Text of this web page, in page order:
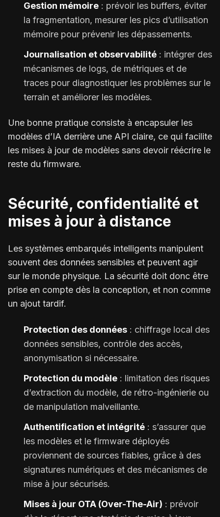
Gestion mémoire : prévoir les buffers, éviter
la fragmentation, mesurer les pics d’utilisation
mémoire pour prévenir les dépassements.
Journalisation et observabilité : intégrer des
mécanismes de logs, de métriques et de
traces pour diagnostiquer les problèmes sur le
terrain et améliorer les modèles.
Une bonne pratique consiste à encapsuler les
modèles d’IA derrière une API claire, ce qui facilite
les mises à jour de modèles sans devoir réécrire le
reste du firmware.
Sécurité, confidentialité et
mises à jour à distance
Les systèmes embarqués intelligents manipulent
souvent des données sensibles et peuvent agir
sur le monde physique. La sécurité doit donc être
prise en compte dès la conception, et non comme
un ajout tardif.
Protection des données : chiffrage local des
données sensibles, contrôle des accès,
anonymisation si nécessaire.
Protection du modèle : limitation des risques
d’extraction du modèle, de rétro-ingénierie ou
de manipulation malveillante.
Authentification et intégrité : s’assurer que
les modèles et le firmware déployés
proviennent de sources fiables, grâce à des
signatures numériques et des mécanismes de
mise à jour sécurisés.
Mises à jour OTA (Over-The-Air) : prévoir